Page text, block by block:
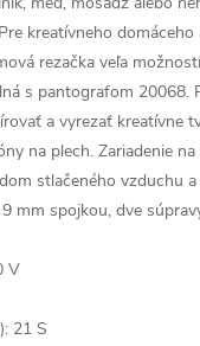
kreatívneho
rezačka veľa
s pantografom 20068.
a vyrezať kreatívne
na plech. Zariadenie
stlačeného vzduchu
mm spojkou, dve
V
21 S